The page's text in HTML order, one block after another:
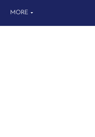
MORE